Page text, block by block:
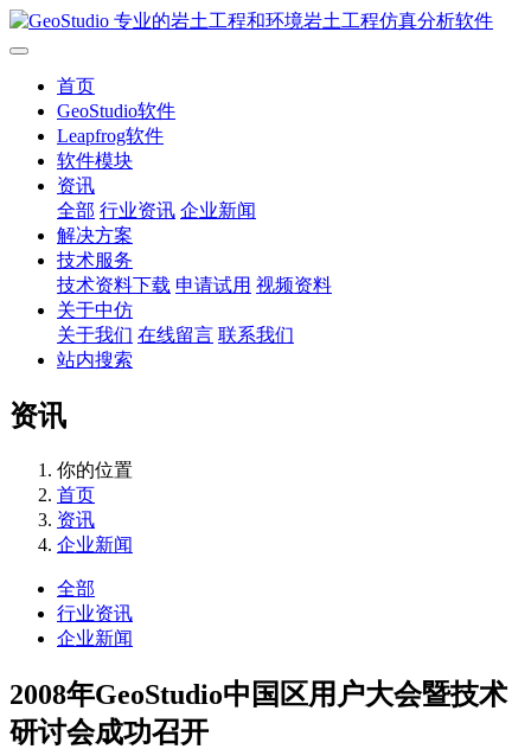
首页
GeoStudio软件
Leapfrog软件
软件模块
资讯
全部 行业资讯 企业新闻
解决方案
技术服务
技术资料下载 申请试用 视频资料
关于中仿
关于我们 在线留言 联系我们
站内搜索
资讯
你的位置
首页
资讯
企业新闻
全部
行业资讯
企业新闻
2008年GeoStudio中国区用户大会暨技术
研讨会成功召开